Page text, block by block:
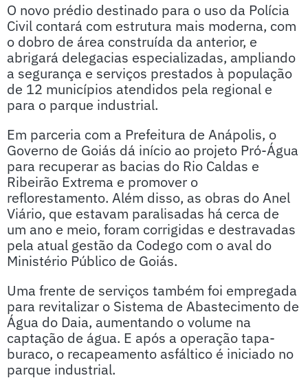
O novo prédio destinado para o uso da Polícia
Civil contará com estrutura mais moderna, com
o dobro de área construída da anterior, e
abrigará delegacias especializadas, ampliando
a segurança e serviços prestados à população
de 12 municípios atendidos pela regional e
para o parque industrial.
Em parceria com a Prefeitura de Anápolis, o
Governo de Goiás dá início ao projeto Pró-Água
para recuperar as bacias do Rio Caldas e
Ribeirão Extrema e promover o
reflorestamento. Além disso, as obras do Anel
Viário, que estavam paralisadas há cerca de
um ano e meio, foram corrigidas e destravadas
pela atual gestão da Codego com o aval do
Ministério Público de Goiás.
Uma frente de serviços também foi empregada
para revitalizar o Sistema de Abastecimento de
Água do Daia, aumentando o volume na
captação de água. E após a operação tapa-
buraco, o recapeamento asfáltico é iniciado no
parque industrial.